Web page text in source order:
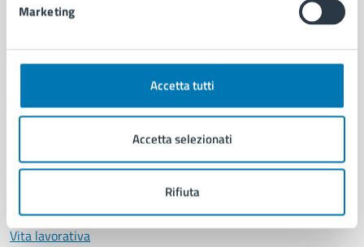
Marketing
Accetta tutti
Accetta selezionati
Rifiuta
CATEGORIE DI SERVIZIO
Anagrafe e stato civile
Documenti e certificati
Educazione e formazione
Giustizia e sicurezza pubblica
Imprese e commercio
Salute, benessere e assistenza
Servizi Cimiteriali
Vita lavorativa